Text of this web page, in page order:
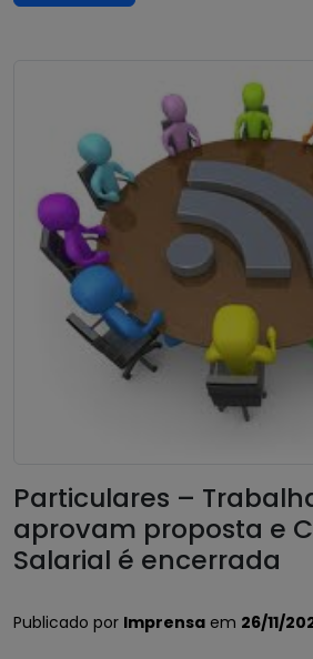
Particulares –
aprovam proposta e
Salarial é encerrada
Publicado por Imprensa em 26/11/